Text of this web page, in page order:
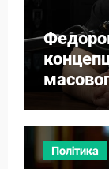
Політика